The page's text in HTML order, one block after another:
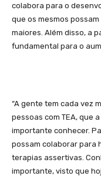
colabora para o
que os mesmos
maiores. Além disso, a
fundamental para o
“A gente tem cada vez
pessoas com TEA, que
importante conhecer.
possam colaborar para
terapias assertivas.
importante, visto que